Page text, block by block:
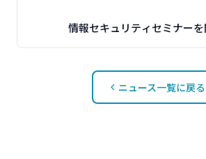
情報セキュリティセミナー
ニュース一覧に戻る